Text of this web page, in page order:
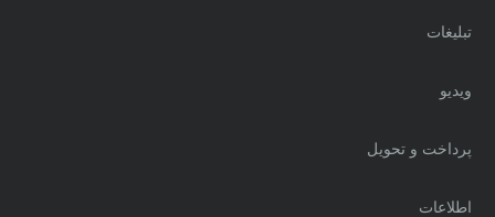
تبلیغات
ویدیو
پرداخت و تحویل
اطلاعات